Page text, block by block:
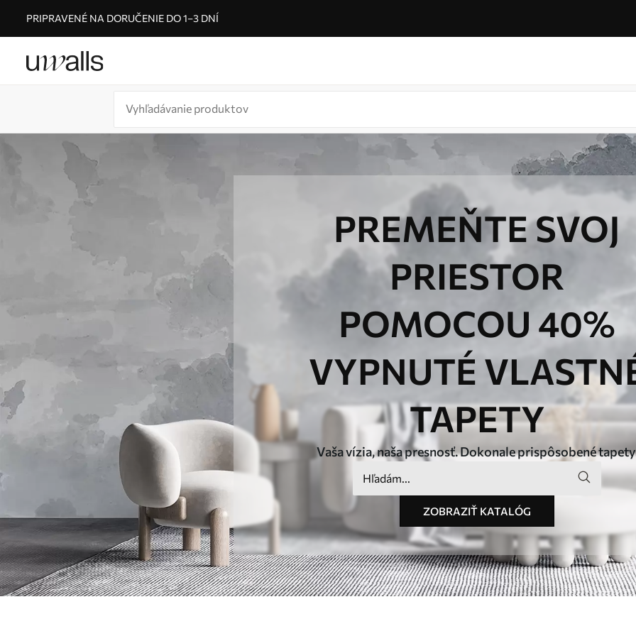
PRIPRAVENÉ NA DORUČENIE DO 1–3 DNÍ
PREMEŇTE SVOJ
PRIESTOR
POMOCOU 40%
VYPNUTÉ
TAPETY
Vaša vízia, naša presnosť. Dokonale prispôsobené
ZOBRAZIŤ KATALÓG